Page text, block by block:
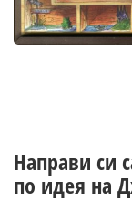
Направи си
по идея на